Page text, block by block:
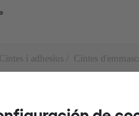
Cintes i adhesius Cintes